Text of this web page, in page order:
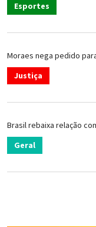
Esportes
Moraes nega pedido
Justiça
Brasil rebaixa relação
Geral